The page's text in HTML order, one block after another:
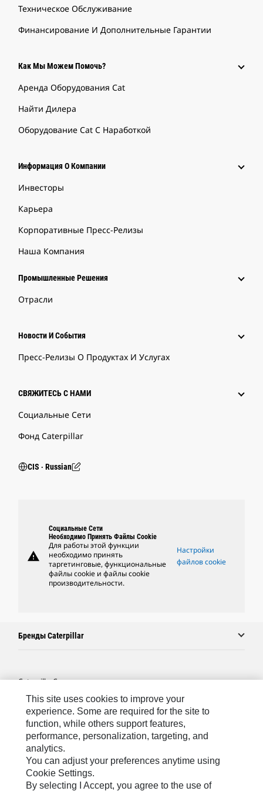
Техническое Обслуживание
Финансирование И Дополнительные Гарантии
Как Мы Можем Помочь?
Аренда Оборудования Cat
Найти Дилера
Оборудование Cat С Наработкой
Информация О Компании
Инвесторы
Карьера
Корпоративные Пресс-Релизы
Наша Компания
Промышленные Решения
Отрасли
Новости И События
Пресс-Релизы О Продуктах И Услугах
СВЯЖИТЕСЬ С НАМИ
Социальные Сети
Фонд Caterpillar
CIS ‧ Russian
warning
Социальные Сети
Необходимо Принять Файлы Cookie
Для работы этой функции
необходимо принять
таргетинговые, функциональные
файлы cookie и файлы cookie
производительности.
Настройки
файлов cookie
Бренды Caterpillar
Caterpillar.com
Связаться С Caterpillar
Карта Сайта
Cookie Settings
Юридическая Информация
Конфиденциальность Личных Данных
This site uses cookies to improve your
experience. Some are required for the site to
function, while others support features,
performance, personalization, targeting, and
analytics.
You can adjust your preferences anytime using
Cookie Settings.
By selecting I Accept, you agree to the use of